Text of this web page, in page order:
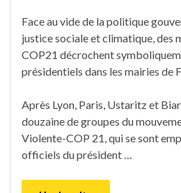
Face au vide de la politique
justice sociale et climatique, des
COP21 décrochent
présidentiels dans les mairies de
Après Lyon, Paris, Ustaritz et
douzaine de groupes du
Violente-COP 21, qui se sont
officiels du président …